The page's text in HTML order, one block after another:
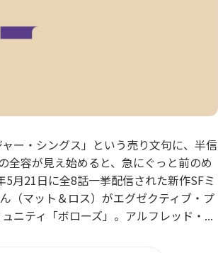
ー・シングス」という売り文句に、半信
全容が見え始めると、急にぐっと前のめ
月21日に全8話一挙配信された新作SFミ
（マット＆ロス）がエグゼクティブ・プ
ニティ「ボローズ」。アルフレッド・...